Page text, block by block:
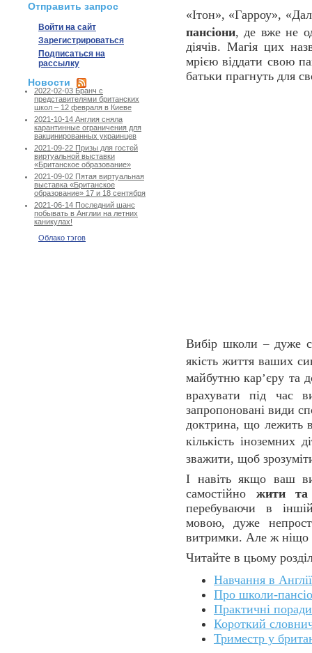
Отправить запрос
Войти на сайт
Зарегистрироваться
Подписаться на
рассылку
Новости
2022-02-03 Бранч с
представителями британских
школ – 12 февраля в Киеве
2021-10-14 Англия сняла
карантинные ограничения для
вакцинированных украинцев
2021-09-22 Призы для гостей
виртуальной выставки
«Британское образование»
2021-09-02 Пятая виртуальная
выставка «Британское
образование» 17 и 18 сентября
2021-06-14 Последний шанс
побывать в Англии на летних
каникулах!
Облако тэгов
«Ітон», «Гарроу»,
пансіони, де вже не
діячів. Магія цих
мрією віддати свою
батьки прагнуть для
Вибір школи –дуже
якість життя ваших
майбутню кар’єру та
врахувати під час
запропоновані види
доктрина, що лежить
кількість іноземних
зважити, щоб
І навіть якщо ваш
самостійно жити та
перебуваючи в
мовою, дуже
витримки. Але ж ніщо
Читайте в цьому
Навчання в
Про школи-
Практичні
Короткий
Триместр у